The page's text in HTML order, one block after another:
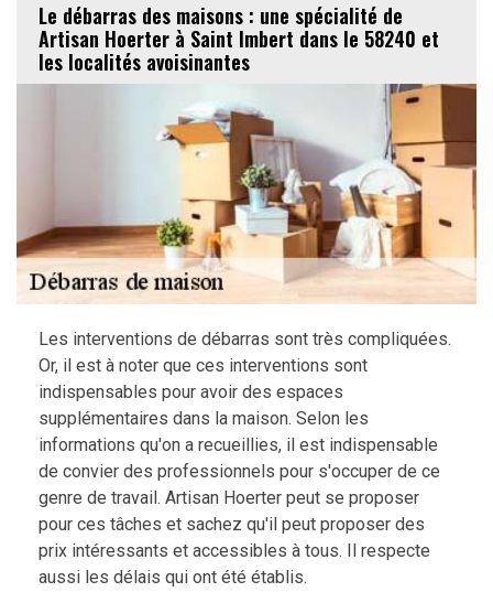
Le débarras des maisons : une spécialité de
Artisan Hoerter à Saint Imbert dans le 58240 et
les localités avoisinantes
Les interventions de débarras sont très compliquées.
Or, il est à noter que ces interventions sont
indispensables pour avoir des espaces
supplémentaires dans la maison. Selon les
informations qu'on a recueillies, il est indispensable
de convier des professionnels pour s'occuper de ce
genre de travail. Artisan Hoerter peut se proposer
pour ces tâches et sachez qu'il peut proposer des
prix intéressants et accessibles à tous. Il respecte
aussi les délais qui ont été établis.